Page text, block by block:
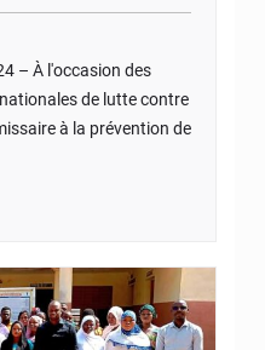
– À l'occasion des
de lutte contre
à la prévention de